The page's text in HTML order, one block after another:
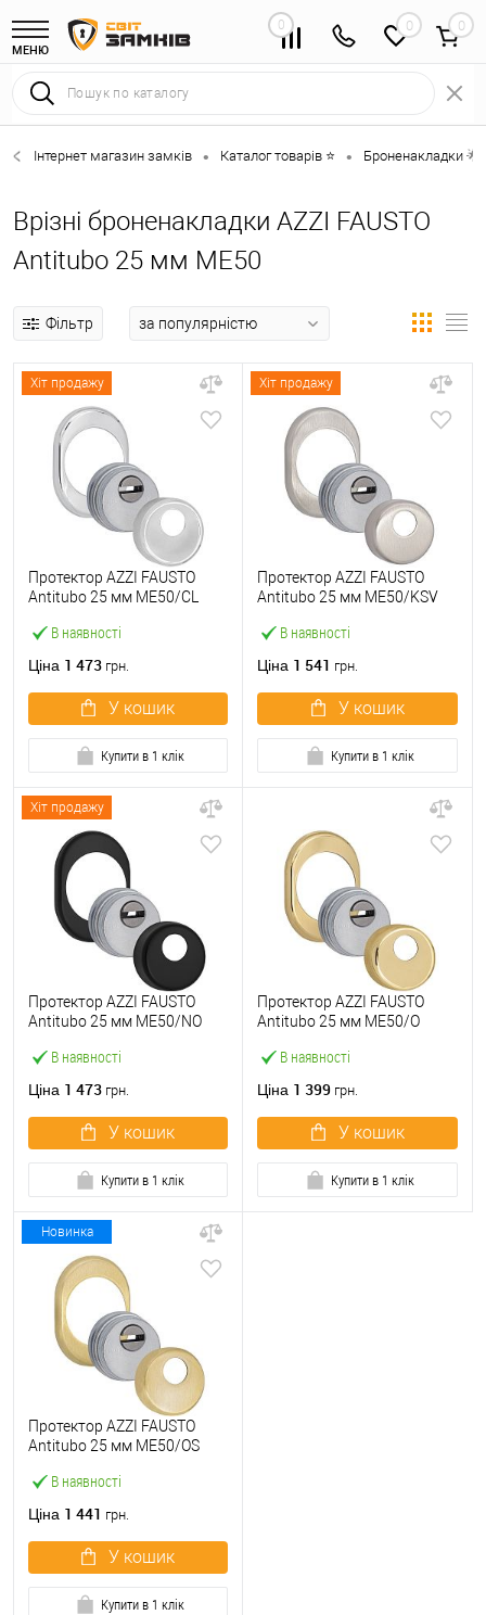
МЕНЮ
0 0
Інтернет магазин замків • Каталог товарів ⭐ • Броненакладки 🌟
Врізні броненакладки AZZI FAUSTO
Antitubo 25 мм ME50
Фільтр
Хіт продажу
В наявності
Протектор AZZI FAUSTO
Antitubo 25 мм ME50/CL
полірований
Ціна 1 473 грн.
У кошик
Купити в 1 клік
Хіт продажу
В наявності
Протектор AZZI FAUSTO
Antitubo 25 мм ME50/KSV
матовий
Ціна 1 541 грн.
У кошик
Купити в 1 клік
Хіт продажу
В наявності
Протектор AZZI FAUSTO
Antitubo 25 мм ME50/NO
матовий
Ціна 1 473 грн.
У кошик
Купити в 1 клік
В наявності
Протектор AZZI FAUSTO
Antitubo 25 мм ME50/O
полірована
Ціна 1 399 грн.
У кошик
Купити в 1 клік
Новинка
В наявності
Протектор AZZI FAUSTO
Antitubo 25 мм ME50/OS
матова
Ціна 1 441 грн.
У кошик
Купити в 1 клік